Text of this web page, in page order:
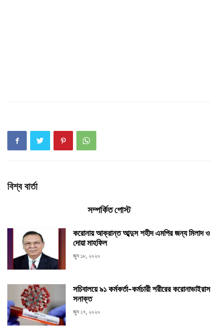
বিশ্ব বার্তা
সম্পর্কিত পোস্ট
করোনায় আক্রান্ত আব্দুস শহীদ এমপির জন্য মিলাদ ও
দোয়া মাহফিল
জুন ১৮, ২০২০
সচিবালয়ে ৯১ কর্মকর্তা-কর্মচারী শরীরের করোনাভাইরাস
সনাক্ত
জুন ১৭, ২০২০